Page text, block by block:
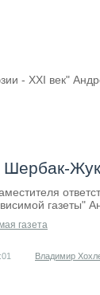
- ХХI век"
Шербак-
газеты"
газета
Владимир